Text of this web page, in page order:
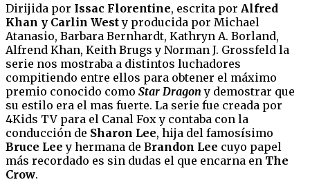
Dirijida por Issac Florentine, escrita por Alfred
Khan y Carlin Westy producida por Michael
Atanasio, Barbara Bernhardt, Kathryn A. Borland,
Alfrend Khan, Keith Brugs y Norman J. Grossfeld la
serie nos mostraba a distintos luchadores
compitiendo entre ellos para obtener el máximo
premio conocido como Star Dragon y demostrar que
su estilo era el mas fuerte. La serie fue creada por
4Kids TV para el Canal Fox y contaba con la
conducción de Sharon Lee, hija del famosísimo
Bruce Lee y hermana de Brandon Lee cuyo papel
más recordado es sin dudas el que encarna en The
Crow.